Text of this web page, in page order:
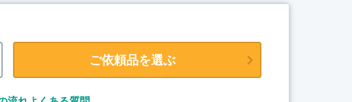
ご依頼品を選ぶ